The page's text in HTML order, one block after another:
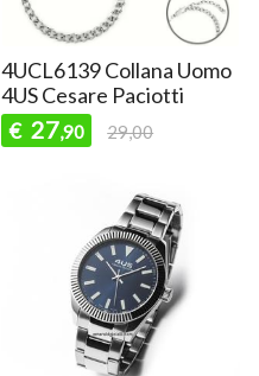
4UCL6139 Collana Uomo
4US Cesare Paciotti
€ 27,90 29,00